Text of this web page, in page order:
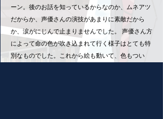
ーン。後のお話を知っているからなのか、ムネアツ
だからか、声優さんの演技があまりに素敵だから
か、涙がにじんで止まりませんでした。 声優さん方
によって命の色が吹き込まれて行く様子はとても特
別なものでした。これから絵も動いて、色もつい